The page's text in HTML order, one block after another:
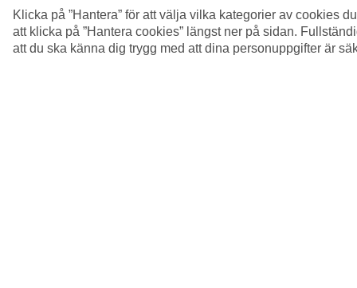
Klicka på ”Hantera” för att välja vilka kategorier av cookies
att klicka på ”Hantera cookies” längst ner på sidan.
att du ska känna dig trygg med att dina personuppgifter är